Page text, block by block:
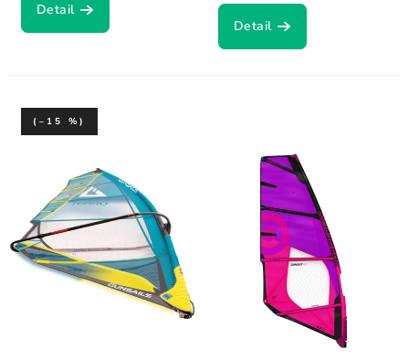
Detail
Detail
(–15 %)